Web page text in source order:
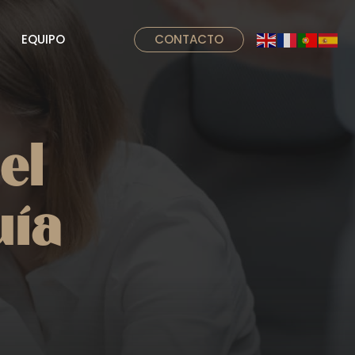
EQUIPO CONTACTO